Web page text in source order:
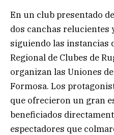
En un club presentado
dos canchas
siguiendo las instancias
Regional de Clubes de
organizan las Uniones
Formosa. Los
que ofrecieron un gran
beneficiados
espectadores que